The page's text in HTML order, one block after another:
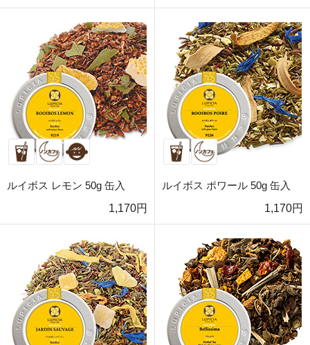
ルイボス レモン 50g 缶入
1,170円
ルイボス ポワール 50g 缶入
1,170円